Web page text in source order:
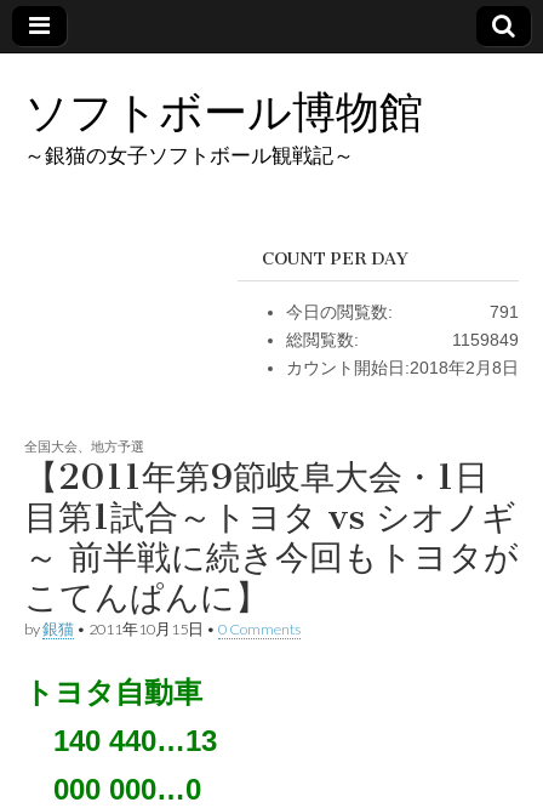
ソフトボール博物館
～銀猫の女子ソフトボール観戦記～
COUNT PER DAY
791
今日の閲覧数:
1159849
総閲覧数:
2018年2月8日
カウント開始日:
全国大会、地方予選
【2011年第9節岐阜大会・1日
目第1試合～トヨタ vs シオノギ
～ 前半戦に続き今回もトヨタが
こてんぱんに】
by銀猫 • 2011年10月15日 • 0 Comments
トヨタ自動車
140 440…13
000 000…0